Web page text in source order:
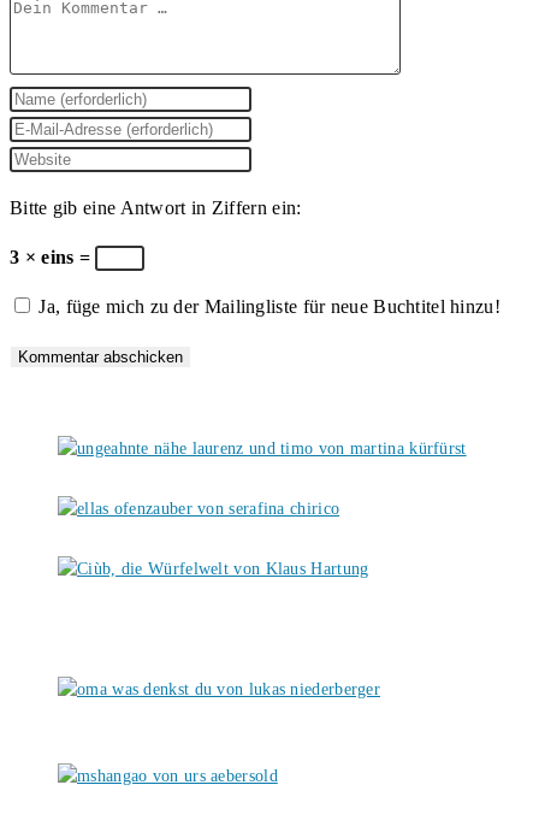
Kommentar
Gib
deinen
Namen
Benutzernamen
zum
ein
Gib
deine
Mail-
Adresse
Kommentieren
Gib
Website-
URL
(optional)
Bitte gib eine Antwort in Ziffern ein:
3 × eins =
Ja, füge mich zu der Mailingliste für neue Buchtitel hinzu!